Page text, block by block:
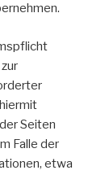
Seiten
Falle der
etwa